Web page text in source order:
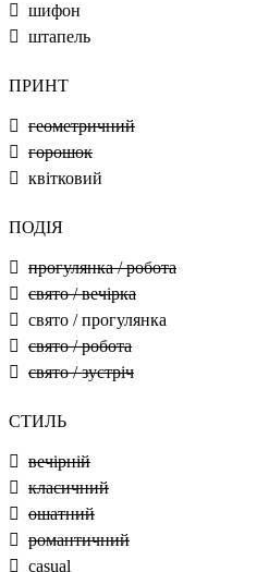
шифон
штапель
ПРИНТ
геометричний
горошок
квітковий
ПОДІЯ
прогулянка / робота
свято / вечірка
свято / прогулянка
свято / робота
свято / зустріч
СТИЛЬ
вечірній
класичний
ошатний
романтичний
casual